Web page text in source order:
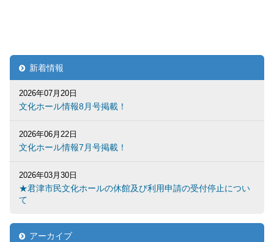
新着情報
2026年07月20日
文化ホール情報8月号掲載！
2026年06月22日
文化ホール情報7月号掲載！
2026年03月30日
★君津市民文化ホールの休館及び利用申請の受付停止につい
て
アーカイブ